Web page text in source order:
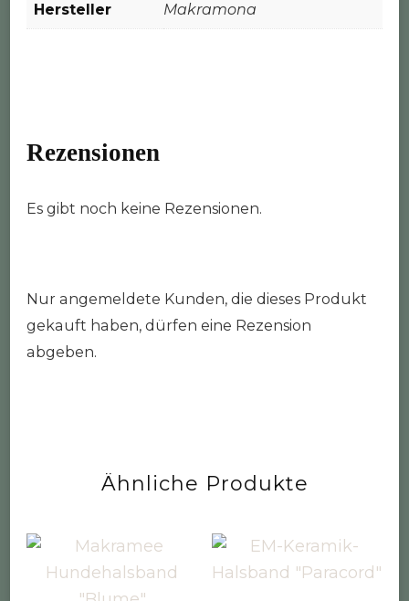
Hersteller Makramona
Rezensionen
Es gibt noch keine Rezensionen.
Nur angemeldete Kunden, die dieses Produkt
gekauft haben, dürfen eine Rezension
abgeben.
Ähnliche Produkte